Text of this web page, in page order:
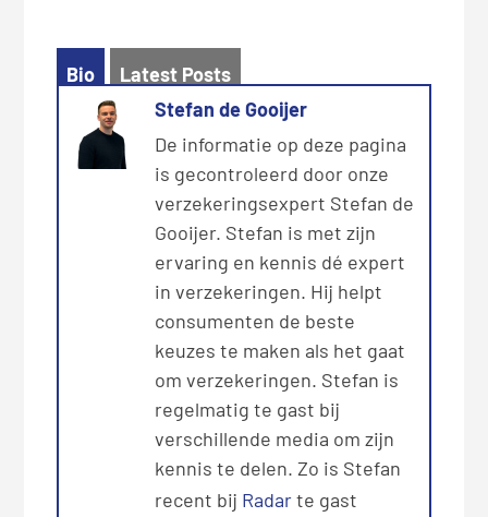
Bio
Latest Posts
Stefan de Gooijer
De informatie op deze pagina
is gecontroleerd door onze
verzekeringsexpert Stefan de
Gooijer. Stefan is met zijn
ervaring en kennis dé expert
in verzekeringen. Hij helpt
consumenten de beste
keuzes te maken als het gaat
om verzekeringen. Stefan is
regelmatig te gast bij
verschillende media om zijn
kennis te delen. Zo is Stefan
recent bij Radarte gast